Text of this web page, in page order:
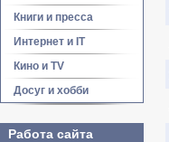
Книги и пресса
Интернет и IT
Кино и TV
Досуг и хобби
Работа сайта